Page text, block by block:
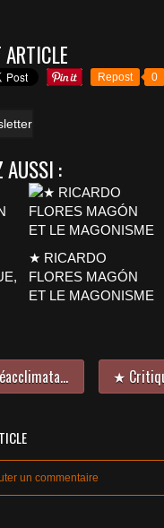
ARTICLE
Repost 0
AUSSI :
★ RICARDO
FLORES MAGÓN
ET LE MAGONISME
★ Besoin de réacclimatation
un commentaire